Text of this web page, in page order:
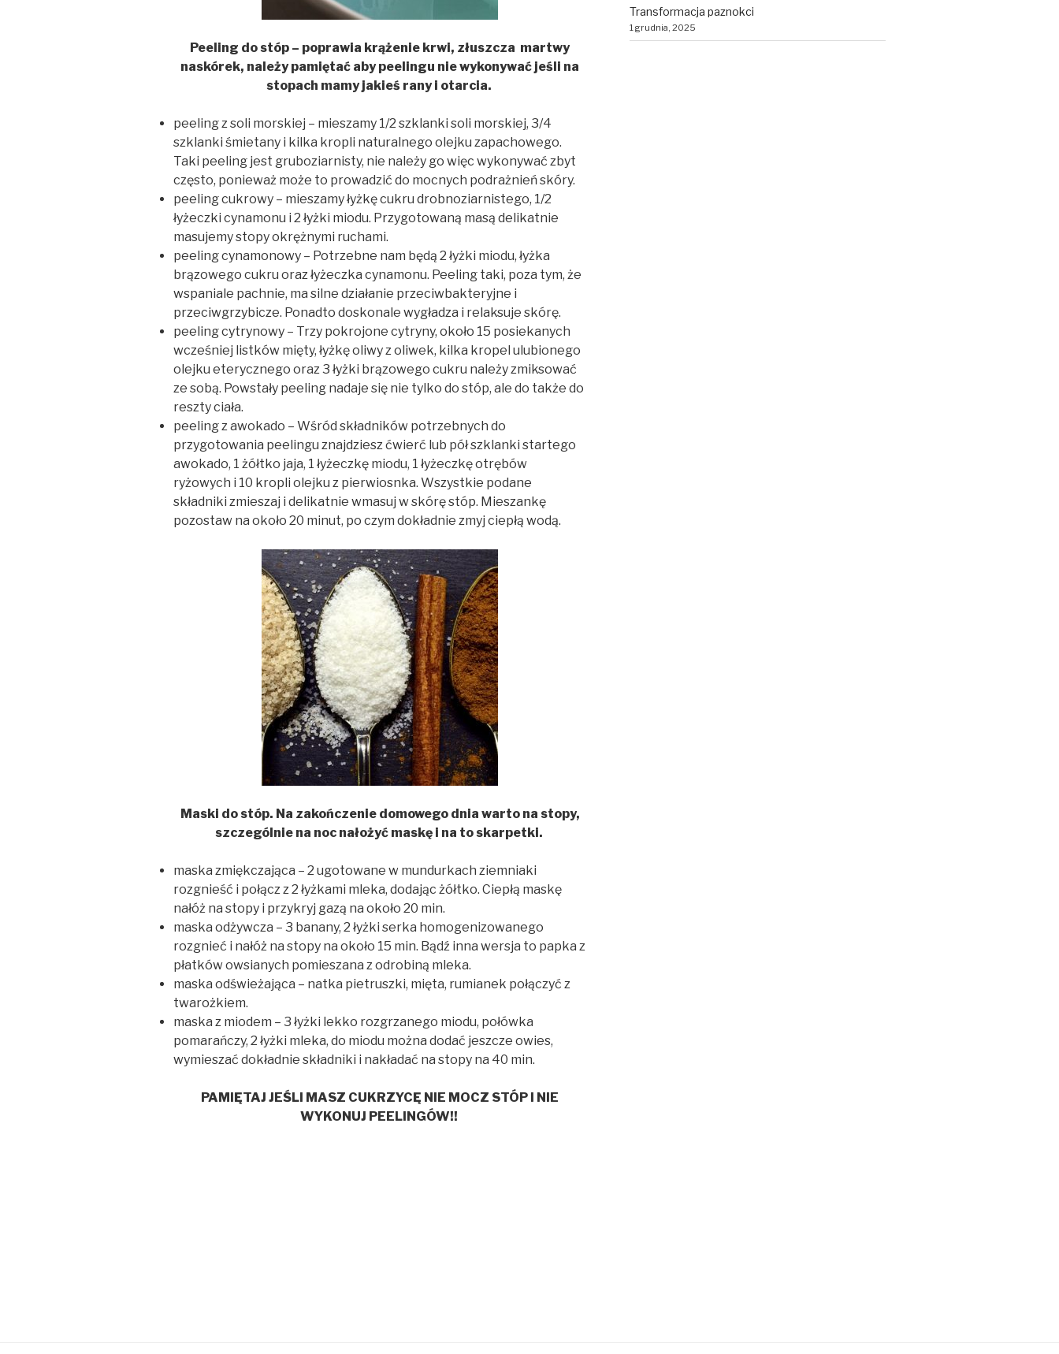
Peeling do stóp – poprawia krążenie krwi, złuszcza martwy
naskórek, należy pamiętać aby peelingu nie wykonywać jeśli na
stopach mamy jakieś rany i otarcia.
peeling z soli morskiej – mieszamy 1/2 szklanki soli morskiej, 3/4
szklanki śmietany i kilka kropli naturalnego olejku zapachowego.
Taki peeling jest gruboziarnisty, nie należy go więc wykonywać zbyt
często, ponieważ może to prowadzić do mocnych podrażnień skóry.
peeling cukrowy – mieszamy łyżkę cukru drobnoziarnistego, 1/2
łyżeczki cynamonu i 2 łyżki miodu. Przygotowaną masą delikatnie
masujemy stopy okrężnymi ruchami.
peeling cynamonowy – Potrzebne nam będą 2 łyżki miodu, łyżka
brązowego cukru oraz łyżeczka cynamonu. Peeling taki, poza tym, że
wspaniale pachnie, ma silne działanie przeciwbakteryjne i
przeciwgrzybicze. Ponadto doskonale wygładza i relaksuje skórę.
peeling cytrynowy – Trzy pokrojone cytryny, około 15 posiekanych
wcześniej listków mięty, łyżkę oliwy z oliwek, kilka kropel ulubionego
olejku eterycznego oraz 3 łyżki brązowego cukru należy zmiksować
ze sobą. Powstały peeling nadaje się nie tylko do stóp, ale do także do
reszty ciała.
peeling z awokado – Wśród składników potrzebnych do
przygotowania peelingu znajdziesz ćwierć lub pół szklanki startego
awokado, 1 żółtko jaja, 1 łyżeczkę miodu, 1 łyżeczkę otrębów
ryżowych i 10 kropli olejku z pierwiosnka. Wszystkie podane
składniki zmieszaj i delikatnie wmasuj w skórę stóp. Mieszankę
pozostaw na około 20 minut, po czym dokładnie zmyj ciepłą wodą.
Maski do stóp. Na zakończenie domowego dnia warto na stopy,
szczególnie na noc nałożyć maskę i na to skarpetki.
maska zmiękczająca – 2 ugotowane w mundurkach ziemniaki
rozgnieść i połącz z 2 łyżkami mleka, dodając żółtko. Ciepłą maskę
nałóż na stopy i przykryj gazą na około 20 min.
maska odżywcza – 3 banany, 2 łyżki serka homogenizowanego
rozgnieć i nałóż na stopy na około 15 min. Bądź inna wersja to papka z
płatków owsianych pomieszana z odrobiną mleka.
maska odświeżająca – natka pietruszki, mięta, rumianek połączyć z
twarożkiem.
maska z miodem – 3 łyżki lekko rozgrzanego miodu, połówka
pomarańczy, 2 łyżki mleka, do miodu można dodać jeszcze owies,
wymieszać dokładnie składniki i nakładać na stopy na 40 min.
PAMIĘTAJ JEŚLI MASZ CUKRZYCĘ NIE MOCZ STÓP I NIE
WYKONUJ PEELINGÓW!!
Transformacja paznokci
1 grudnia, 2025